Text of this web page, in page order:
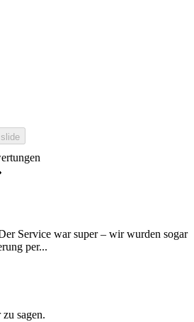
Service war super – wir wurden sogar
per...
sagen.